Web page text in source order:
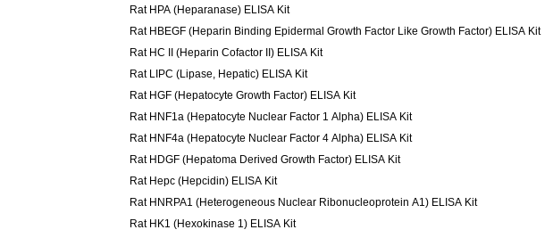
Rat HPA (Heparanase) ELISA Kit
Rat HBEGF (Heparin Binding Epidermal Growth Factor Like Growth Factor) ELISA Kit
Rat HC II (Heparin Cofactor II) ELISA Kit
Rat LIPC (Lipase, Hepatic) ELISA Kit
Rat HGF (Hepatocyte Growth Factor) ELISA Kit
Rat HNF1a (Hepatocyte Nuclear Factor 1 Alpha) ELISA Kit
Rat HNF4a (Hepatocyte Nuclear Factor 4 Alpha) ELISA Kit
Rat HDGF (Hepatoma Derived Growth Factor) ELISA Kit
Rat Hepc (Hepcidin) ELISA Kit
Rat HNRPA1 (Heterogeneous Nuclear Ribonucleoprotein A1) ELISA Kit
Rat HK1 (Hexokinase 1) ELISA Kit